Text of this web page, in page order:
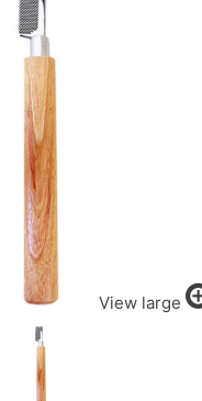
View large